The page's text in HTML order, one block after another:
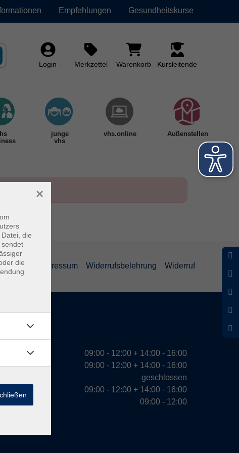
Empfehlungen Gesundheitskurse
Login Merkzettel Warenkorb Kursleitende
junge
vhs
vhs.online Außenstellen
Impressum Widerrufsbelehrung Widerruf
09:00 - 12:00 + 14:00 - 16:00
09:00 - 12:00 + 14:00 - 16:00
geschlossen
09:00 - 12:00 + 14:00 - 16:00
09:00 - 12:00
die
die
×